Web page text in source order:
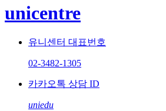
unicentre
유니센터 대표번호
02-3482-1305
카카오톡 상담 ID
uniedu